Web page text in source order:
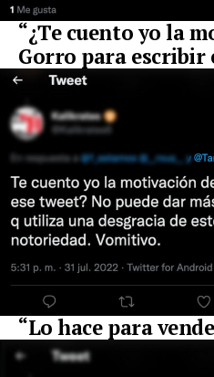
“¿Te cuento yo la
Gorro para escribir
“Lo hace para